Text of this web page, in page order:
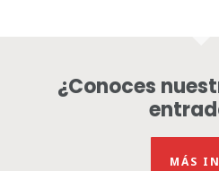
¿Conoces
MÁS